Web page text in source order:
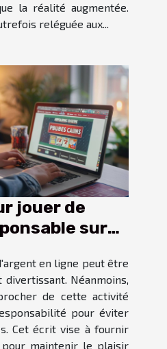
la réalité augmentée.
reléguée aux...
jouer de
sur
en ligne peut être
Néanmoins,
de cette activité
pour éviter
Cet écrit vise à fournir
pour maintenir le plaisir